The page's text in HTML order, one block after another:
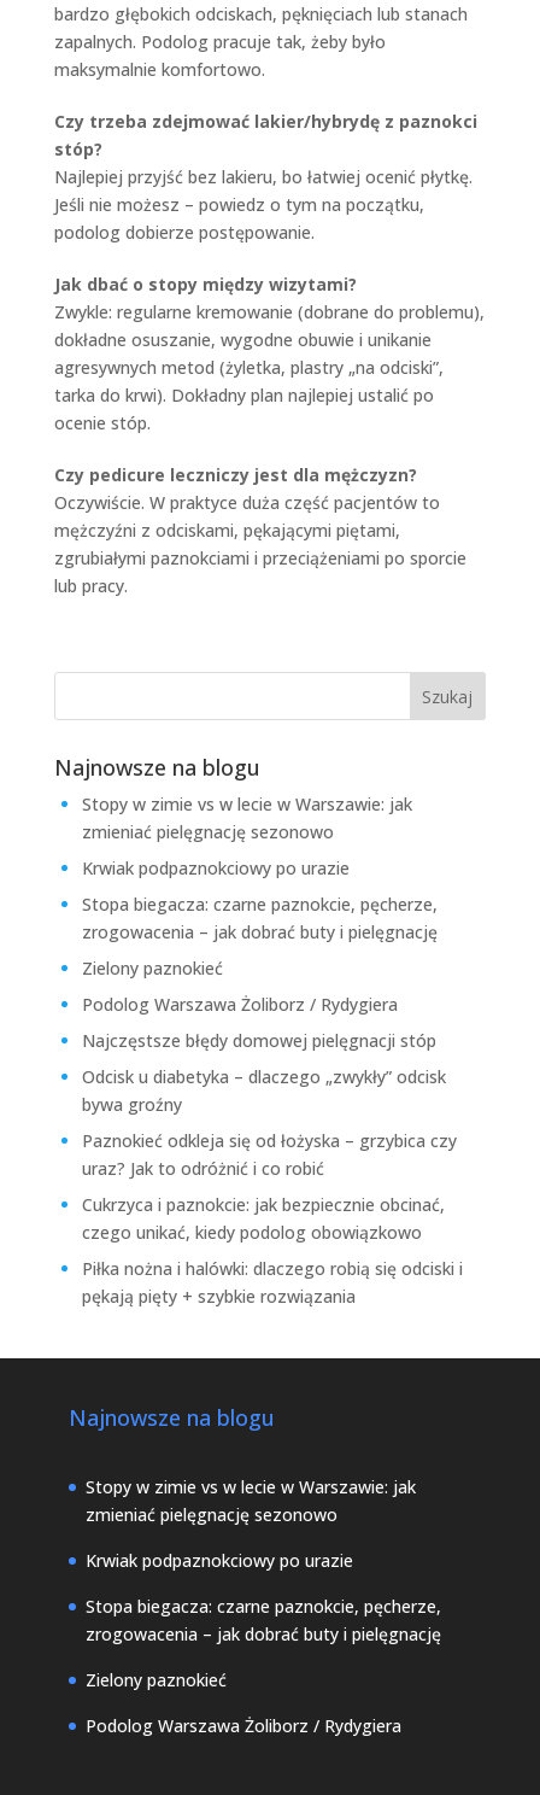
bardzo głębokich odciskach, pęknięciach lub stanach
zapalnych. Podolog pracuje tak, żeby było
maksymalnie komfortowo.
Czy trzeba zdejmować lakier/hybrydę z paznokci
stóp?
Najlepiej przyjść bez lakieru, bo łatwiej ocenić płytkę.
Jeśli nie możesz – powiedz o tym na początku,
podolog dobierze postępowanie.
Jak dbać o stopy między wizytami?
Zwykle: regularne kremowanie (dobrane do problemu),
dokładne osuszanie, wygodne obuwie i unikanie
agresywnych metod (żyletka, plastry „na odciski”,
tarka do krwi). Dokładny plan najlepiej ustalić po
ocenie stóp.
Czy pedicure leczniczy jest dla mężczyzn?
Oczywiście. W praktyce duża część pacjentów to
mężczyźni z odciskami, pękającymi piętami,
zgrubiałymi paznokciami i przeciążeniami po sporcie
lub pracy.
Najnowsze na blogu
Stopy w zimie vs w lecie w Warszawie: jak
zmieniać pielęgnację sezonowo
Krwiak podpaznokciowy po urazie
Stopa biegacza: czarne paznokcie, pęcherze,
zrogowacenia – jak dobrać buty i pielęgnację
Zielony paznokieć
Podolog Warszawa Żoliborz / Rydygiera
Najczęstsze błędy domowej pielęgnacji stóp
Odcisk u diabetyka – dlaczego „zwykły” odcisk
bywa groźny
Paznokieć odkleja się od łożyska – grzybica czy
uraz? Jak to odróżnić i co robić
Cukrzyca i paznokcie: jak bezpiecznie obcinać,
czego unikać, kiedy podolog obowiązkowo
Piłka nożna i halówki: dlaczego robią się odciski i
pękają pięty + szybkie rozwiązania
Najnowsze na blogu
Stopy w zimie vs w lecie w Warszawie: jak
zmieniać pielęgnację sezonowo
Krwiak podpaznokciowy po urazie
Stopa biegacza: czarne paznokcie, pęcherze,
zrogowacenia – jak dobrać buty i pielęgnację
Zielony paznokieć
Podolog Warszawa Żoliborz / Rydygiera